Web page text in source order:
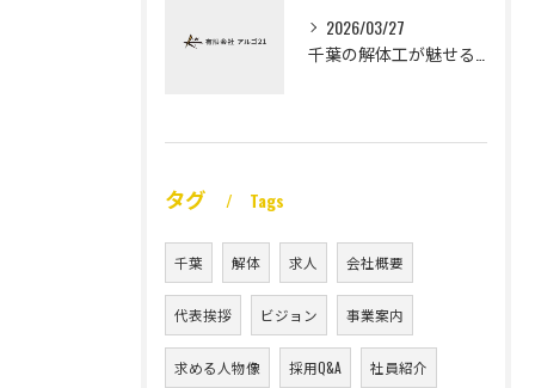
2026/03/27
タグ Tags
千葉 解体 求人 会社概要
代表挨拶 ビジョン 事業案内
求める人物像 採用Q&A 社員紹介